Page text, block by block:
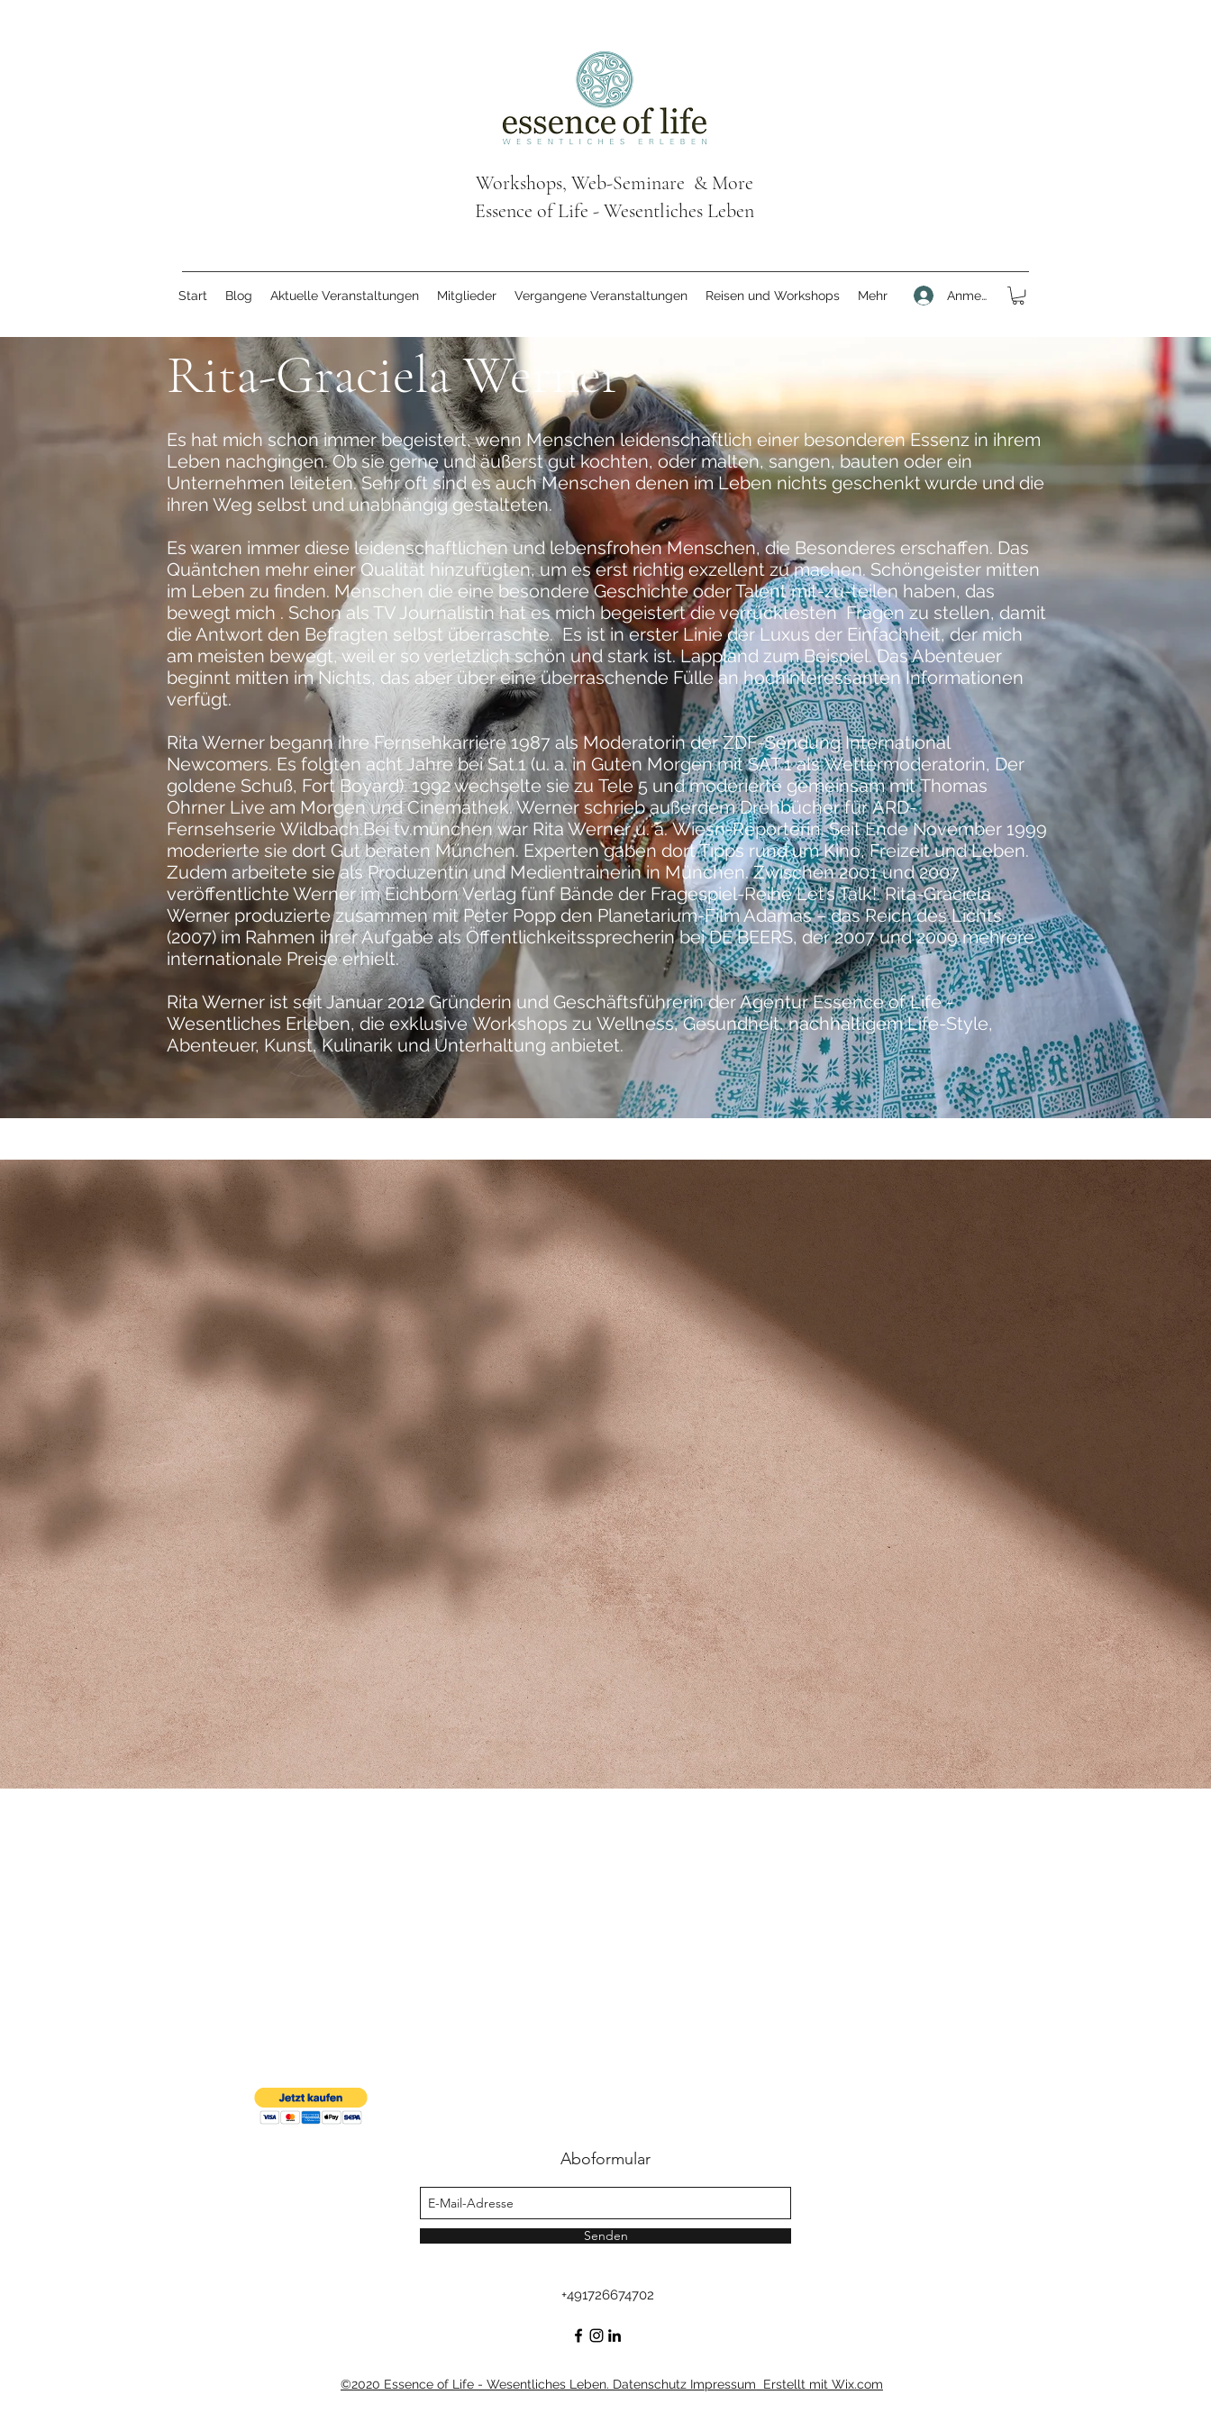
Workshops, Web-Seminare & More
Essence of Life - Wesentliches Leben
Start Blog Aktuelle Veranstaltungen Mitglieder Vergangene Veranstaltungen Reisen und Workshops Mehr Anmelden
Rita-Graciela Werner
Es hat mich schon immer begeistert, wenn Menschen leidenschaftlich einer besonderen Essenz in ihrem
Leben nachgingen. Ob sie gerne und äußerst gut kochten, oder malten, sangen, bauten oder ein
Unternehmen leiteten.Sehr oft sind es auch Menschen denen im Leben nichts geschenkt wurde und die
ihren Weg selbst und unabhängig gestalteten.
Es waren immer diese leidenschaftlichen und lebensfrohen Menschen, die Besonderes erschaffen. Das
Quäntchen mehr einer Qualität hinzufügten, um es erst richtig exzellent zu machen. Schöngeister mitten
im Leben zu finden. Menschen die eine besondere Geschichte oder Talent mit-zu-teilen haben, das
bewegt mich . Schon als TV Journalistin hat es mich begeistert die verrücktesten Fragen zu stellen, damit
die Antwort den Befragten selbst überraschte. Es ist in erster Linie der Luxus der Einfachheit, der mich
am meisten bewegt, weil er so verletzlich schön und stark ist. Lappland zum Beispiel. Das Abenteuer
beginnt mitten im Nichts, das aber über eine überraschende Fülle an hochinteressanten Informationen
verfügt.
Rita Werner begann ihre Fernsehkarriere 1987 als Moderatorin derZDF-Sendung International
Newcomers. Es folgten acht Jahre beiSat.1(u. a. in Guten Morgen mit SAT.1alsWettermoderatorin, Der
goldene Schuß, Fort Boyard). 1992 wechselte sie zu Tele 5 und moderierte gemeinsam mitThomas
Ohrner Live am Morgen und Cinemathek. Werner schrieb außerdemDrehbücherfürARD-
Fernsehserie Wildbach.Beitv.münchenwar Rita Werner u. a.Wiesn-Reporterin. Seit Ende November 1999
moderierte sie dort Gut beraten München. Experten gaben dort Tipps rund um Kino, Freizeit und Leben.
Zudem arbeitete sie als Produzentin und Medientrainerin in München. Zwischen 2001 und 2007
veröffentlichte Werner imEichborn Verlag fünf Bände der Fragespiel-Reihe Let’s Talk!. Rita-Graciela
Werner produzierte zusammen mit Peter Popp den Planetarium-Film Adamas – das Reich des Lichts
(2007) im Rahmen ihrer Aufgabe als Öffentlichkeitssprecherin bei DE BEERS, der 2007 und 2009 mehrere
internationale Preise erhielt.
Rita Werner ist seit Januar 2012 Gründerin und Geschäftsführerin der Agentur Essence of Life -
Wesentliches Erleben, die exklusiveWorkshopszu Wellness, Gesundheit, nachhaltigem Life-Style,
Abenteuer, Kunst, Kulinarik und Unterhaltung anbietet.
Aboformular
Senden
+491726674702
©2020 Essence of Life - Wesentliches Leben. Datenschutz Impressum Erstellt mit Wix.com